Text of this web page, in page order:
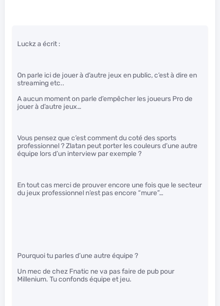
Luckz a écrit :
On parle ici de jouer à d’autre jeux en public, c’est à dire en
streaming etc..
A aucun moment on parle d’empêcher les joueurs Pro de
jouer à d’autre jeux…
Vous pensez que c’est comment du coté des sports
professionnel ? Zlatan peut porter les couleurs d’une autre
équipe lors d’un interview par exemple ?
En tout cas merci de prouver encore une fois que le secteur
du jeux professionnel n’est pas encore “mure”…
Pourquoi tu parles d’une autre équipe ?
Un mec de chez Fnatic ne va pas faire de pub pour
Millenium. Tu confonds équipe et jeu.